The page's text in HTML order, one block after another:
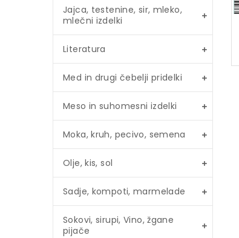
Jajca, testenine, sir, mleko,
mlečni izdelki
Literatura
Med in drugi čebelji pridelki
Meso in suhomesni izdelki
Moka, kruh, pecivo, semena
Olje, kis, sol
Sadje, kompoti, marmelade
Sokovi, sirupi, Vino, žgane
pijače